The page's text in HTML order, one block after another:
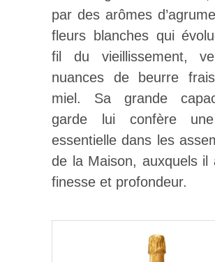
par des arômes
fleurs blanches qui
fil du vieillissement,
nuances de beurre
miel. Sa grande
garde lui confère
essentielle dans les
de la Maison, auxquels il
finesse et profondeur.